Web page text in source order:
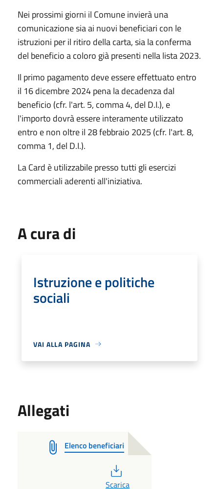
Nei prossimi giorni il Comune invierà una
comunicazione sia ai nuovi beneficiari con le
istruzioni per il ritiro della carta, sia la conferma
del beneficio a coloro già presenti nella lista 2023.
Il primo pagamento deve essere effettuato entro
il 16 dicembre 2024 pena la decadenza dal
beneficio (cfr. l'art. 5, comma 4, del D.I.), e
l'importo dovrà essere interamente utilizzato
entro e non oltre il 28 febbraio 2025 (cfr. l'art. 8,
comma 1, del D.I.).
La Card è utilizzabile presso tutti gli esercizi
commerciali aderenti all'iniziativa.
A cura di
Istruzione e politiche
sociali
VAI ALLA PAGINA
Allegati
Elenco beneficiari
Scarica